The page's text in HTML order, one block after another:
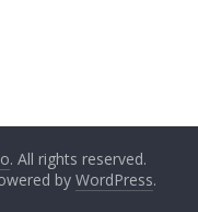
. All rights reserved.
by WordPress.